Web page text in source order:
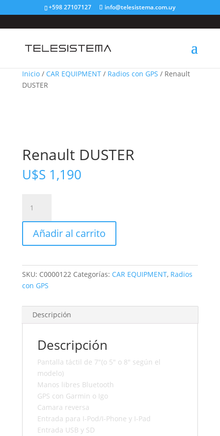
+598 27107127 info@telesistema.com.uy
Inicio/ CAR EQUIPMENT/ Radios con GPS / Renault
DUSTER
Renault DUSTER
U$S 1,190
DUSTER
cantidad
Añadir al carrito
SKU: C0000122 Categorías: CAR EQUIPMENT, Radios
con GPS
Descripción
Descripción
Pantalla táctil de 7″(o 5″ o 8″ según el
modelo)
Manos libres Bluetooth
GPS con Garmin o Igo
Camara reversa
Entrada para I-Pod/I-Phone y I-Pad
Entrada USB y SD